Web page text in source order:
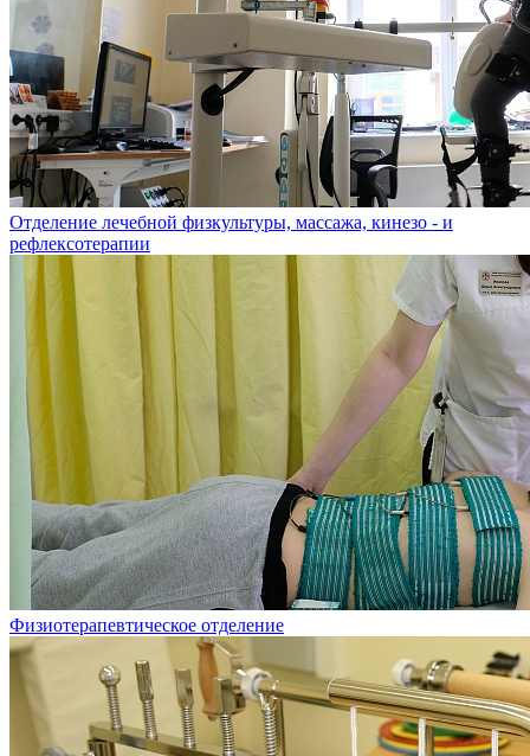
Отделение лечебной физкультуры, массажа, кинезо - и
рефлексотерапии
Физиотерапевтическое отделение